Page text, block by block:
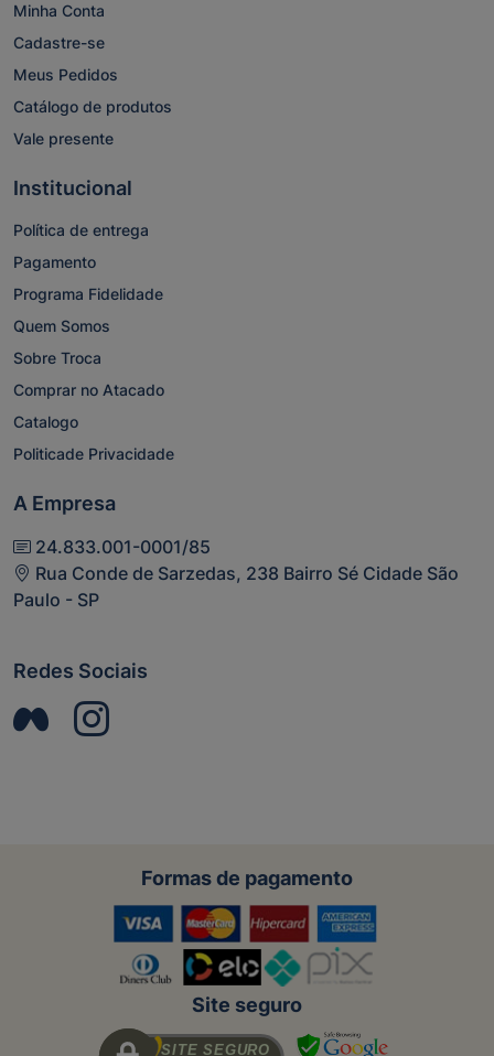
Minha Conta
Cadastre-se
Meus Pedidos
Catálogo de produtos
Vale presente
Institucional
Política de entrega
Pagamento
Programa Fidelidade
Quem Somos
Sobre Troca
Comprar no Atacado
Catalogo
Politicade Privacidade
A Empresa
24.833.001-0001/85
Rua Conde de Sarzedas, 238 Bairro Sé Cidade São
Paulo - SP
Redes Sociais
Formas de pagamento
Site seguro
SITE SEGURO